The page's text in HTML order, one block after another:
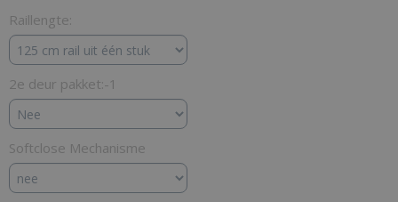
Raillengte:
2e deur pakket:-1
Softclose Mechanisme